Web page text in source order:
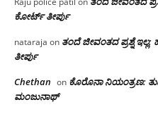
ಕೋರ್ಟ್ ತೀರ್ಪು
nataraja on ತಂದೆ ಜೀವಂತದ ಪ್ರಶ್ನೆ
ತೀರ್ಪು
Chethan on ಕೊರೊನಾ ನಿಯಂತ್ರಣ:
ಮಂಜು‌ನಾಥ್